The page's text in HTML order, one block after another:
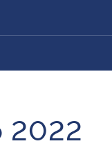
do Brasil
2022